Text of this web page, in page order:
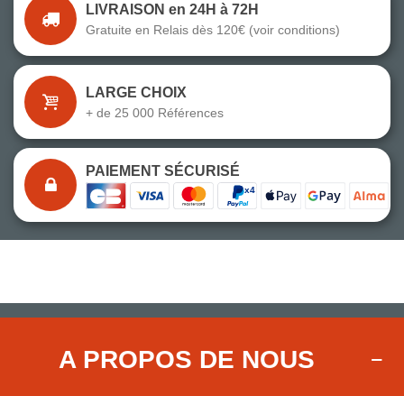
LIVRAISON en 24H à 72H
Gratuite en Relais dès 120€ (voir conditions)
LARGE CHOIX
+ de 25 000 Références
PAIEMENT SÉCURISÉ
A PROPOS DE NOUS